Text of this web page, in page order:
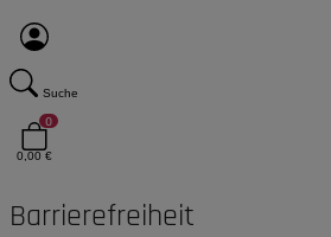
Suche
0
0,00 €
Barrierefreiheit